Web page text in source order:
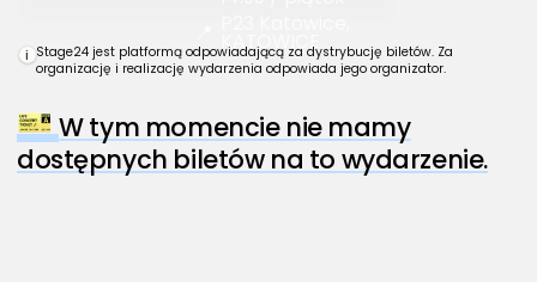
KATOWICE
i Stage24 jest platformą odpowiadającą za dystrybucję biletów. Za
organizację i realizację wydarzenia odpowiada jego organizator.
W tym momencie nie mamy
dostępnych biletów na to wydarzenie.